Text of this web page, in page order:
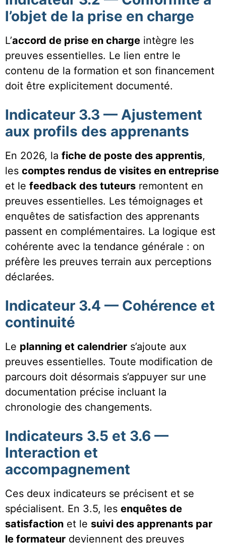
l’objet de la prise en charge
L’accord de prise en charge intègre les
preuves essentielles. Le lien entre le
contenu de la formation et son financement
doit être explicitement documenté.
Indicateur 3.3 — Ajustement
aux profils des apprenants
En 2026, la fiche de poste des apprentis,
les comptes rendus de visites en entreprise
et le feedback des tuteurs remontent en
preuves essentielles. Les témoignages et
enquêtes de satisfaction des apprenants
passent en complémentaires. La logique est
cohérente avec la tendance générale : on
préfère les preuves terrain aux perceptions
déclarées.
Indicateur 3.4 — Cohérence et
continuité
Le planning et calendrier s’ajoute aux
preuves essentielles. Toute modification de
parcours doit désormais s’appuyer sur une
documentation précise incluant la
chronologie des changements.
Indicateurs 3.5 et 3.6 —
Interaction et
accompagnement
Ces deux indicateurs se précisent et se
spécialisent. En 3.5, les enquêtes de
satisfaction et le suivi des apprenants par
le formateur deviennent des preuves